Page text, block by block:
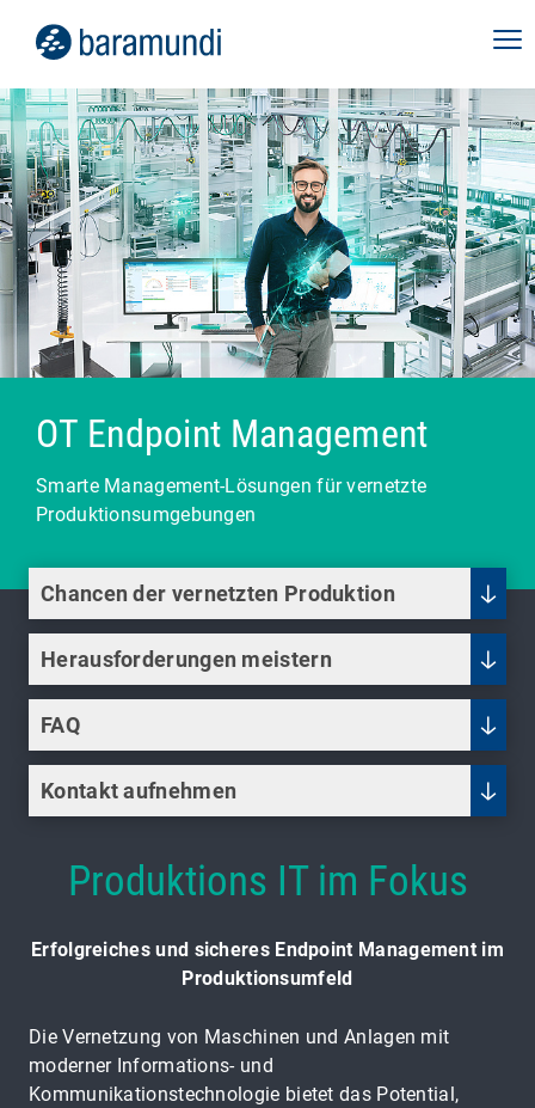
OT Endpoint Management
Smarte Management-Lösungen für vernetzte
Produktionsumgebungen
Chancen der vernetzten Produktion
Herausforderungen meistern
FAQ
Kontakt aufnehmen
Produktions IT im Fokus
Erfolgreiches und sicheres Endpoint Management im
Produktionsumfeld
Die Vernetzung von Maschinen und Anlagen mit
moderner Informations- und
Kommunikationstechnologie bietet das Potential,